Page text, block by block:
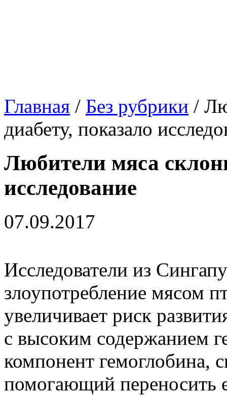
Главная / Без рубрики /
диабету, показало
Любители мяса
исследование
07.09.2017
Исследователи из
злоупотребление мясом
увеличивает риск
с высоким содержанием
компонент гемоглобина,
помогающий переносить